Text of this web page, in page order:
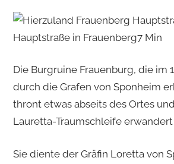
y
eHauptstraße in Frauenberg7 Min
Die Burgruine Frauenburg, die im
durch die Grafen von Sponheim
thront etwas abseits des Ortes
Lauretta-Traumschleife
Sie diente der Gräfin Loretta von